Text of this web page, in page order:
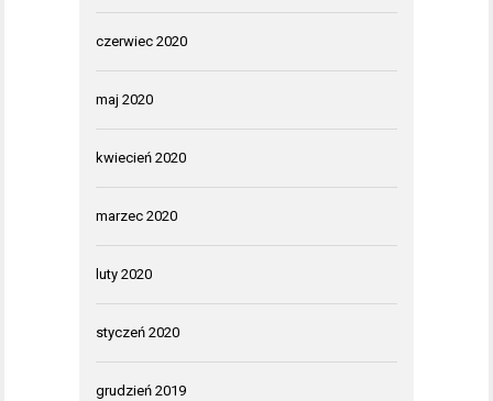
czerwiec 2020
maj 2020
kwiecień 2020
marzec 2020
luty 2020
styczeń 2020
grudzień 2019